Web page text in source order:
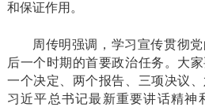
和保证作用。
周传明强调，学习宣传贯彻
后一个时期的首要政治任务。大
一个决定、两个报告、三项决议
习近平总书记最新重要讲话精神